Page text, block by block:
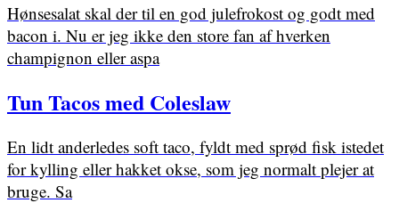
Hønsesalat skal der til en god julefrokost og godt med
bacon i. Nu er jeg ikke den store fan af hverken
champignon eller aspa
Tun Tacos med Coleslaw
En lidt anderledes soft taco, fyldt med sprød fisk istedet
for kylling eller hakket okse, som jeg normalt plejer at
bruge. Sa